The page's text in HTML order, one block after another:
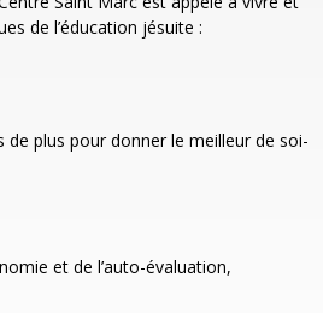
de l’éducation jésuite :
de plus pour donner le meilleur de soi-
et de l’auto-évaluation,